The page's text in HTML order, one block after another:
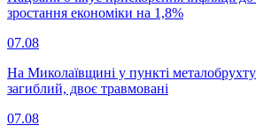
зростання економіки на 1,8%
07.08
На Миколаївщині у пункті
загиблий, двоє травмовані
07.08